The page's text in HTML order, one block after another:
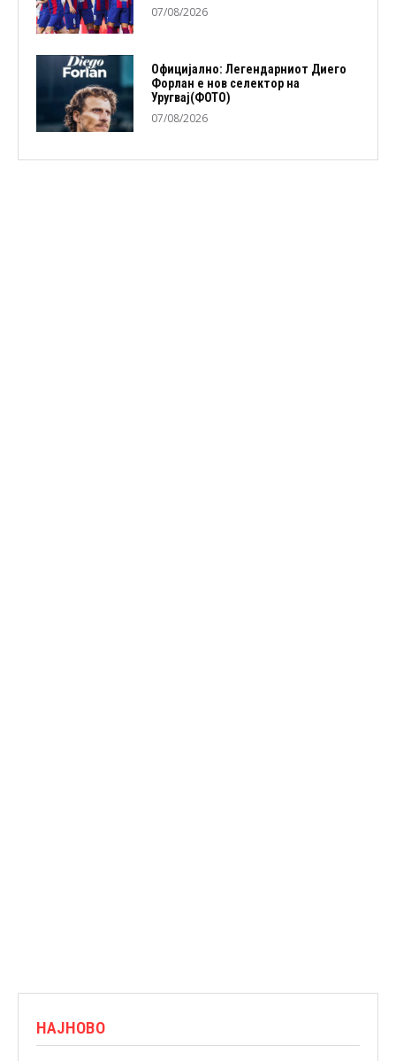
07/08/2026
Официјално: Легендарниот Диего
Форлан е нов селектор на
Уругвај(ФОТО)
07/08/2026
НАЈНОВО